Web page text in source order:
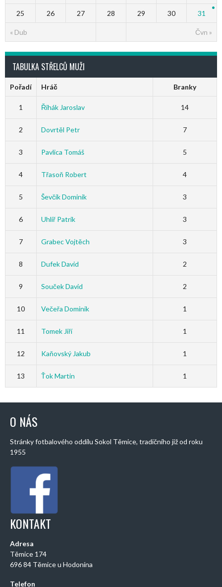
« Dub Čvn »
25 26 27 28 29 30 31
TABULKA STŘELCŮ MUŽI
Pořadí Hráč Branky
1 Řihák Jaroslav 14
2 Dovrtěl Petr 7
3 Pavlica Tomáš 5
4 Třasoň Robert 4
5 Ševčík Dominik 3
6 Uhlíř Patrik 3
7 Grabec Vojtěch 3
8 Dufek David 2
9 Souček David 2
10 Večeřa Dominik 1
11 Tomek Jiří 1
12 Kaňovský Jakub 1
13 Ťok Martin 1
O NÁS
Stránky fotbalového oddílu Sokol Těmice, tradičního již od roku
1955
KONTAKT
Adresa
Těmice 174
696 84 Těmice u Hodonína
Telefon